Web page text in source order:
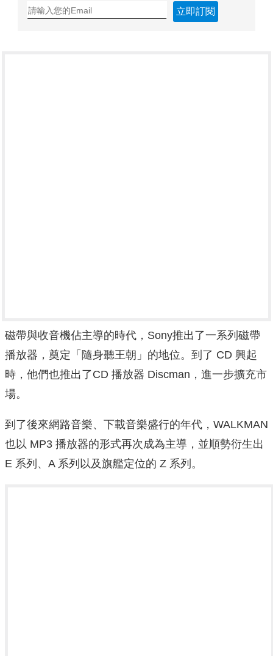
立即訂閱
磁帶與收音機佔主導的時代，Sony推出了一系列磁帶
播放器，奠定「隨身聽王朝」的地位。到了 CD 興起
時，他們也推出了CD 播放器 Discman，進一步擴充市
場。
到了後來網路音樂、下載音樂盛行的年代，WALKMAN
也以 MP3 播放器的形式再次成為主導，並順勢衍生出
E 系列、A 系列以及旗艦定位的 Z 系列。